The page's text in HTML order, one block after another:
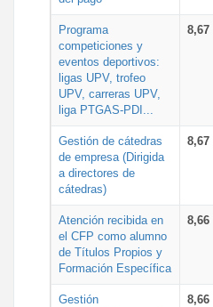
Programa
competiciones y
eventos deportivos:
ligas UPV, trofeo
UPV, carreras UPV,
liga PTGAS-PDI...
8,67
Gestión de cátedras
de empresa (Dirigida
a directores de
cátedras)
8,67
Atención recibida en
el CFP como alumno
de Títulos Propios y
Formación Específica
8,66
Gestión
8,66